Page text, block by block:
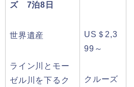
ズ 7泊8日
世界遺産
ライン川とモー
ゼル川を下るク
US＄2,3
99～
クルーズ